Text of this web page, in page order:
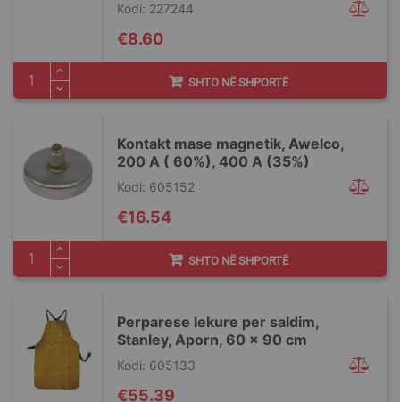
Kodi: 227244
€8.60
SHTO NË SHPORTË
Kontakt mase magnetik, Awelco,
200 A ( 60%), 400 A (35%)
Kodi: 605152
€16.54
SHTO NË SHPORTË
Perparese lekure per saldim,
Stanley, Aporn, 60 x 90 cm
Kodi: 605133
€55.39